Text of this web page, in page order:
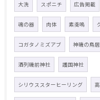
大洗 スポニチ 広告掲載
魂の器 肉体 素戔嗚
コガタノミズアブ 神磯の鳥居
酒列磯前神社 護国神社
シリウススターヒーリング